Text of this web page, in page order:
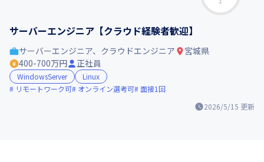
サーバーエンジニア【クラウド経験者歓迎】
2026/5/15 更新
サーバーエンジニア、クラウドエンジニア
宮城県
400-700万円
正社員
WindowsServer
Linux
リモートワーク可
オンライン選考可 面接1回